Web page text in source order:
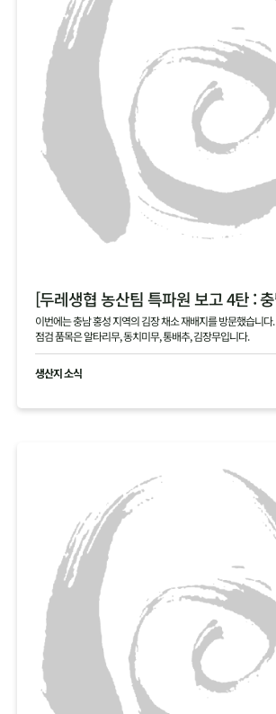
이번에는 충남 홍성 지역의 김장 채소 재배지를 방문했습니다.
점검 품목은 알타리무, 동치미무, 통배추, 김장무입니다.
생산지 소식